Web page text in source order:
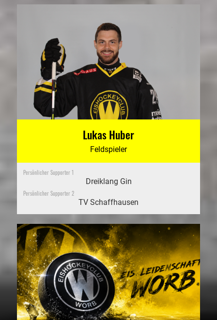
Lukas Huber
Feldspieler
Persönlicher Supporter 1
Dreiklang Gin
Persönlicher Supporter 2
TV Schaffhausen